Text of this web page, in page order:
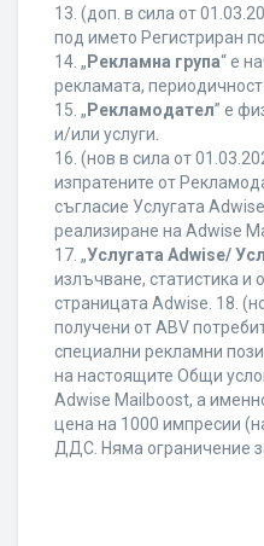
13. (доп. в сила от
под името Регистриран
14. „ Рекламна група“ е
рекламата,
15. „ Рекламодател” е
и/или услуги.
16. (нов в сила от
изпратените от
съгласие Услугата
реализиране на Adwise
17. „Услугата Adwise/
излъчване, статистика и
страницата Adwise. 18.
получени от ABV
специални рекламни
на настоящите Общи
Adwise Mailboost, а
цена на 1000 импресии
ДДС. Няма ограничение